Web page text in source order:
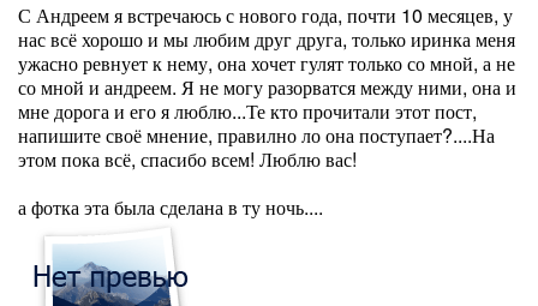
С Андреем я встречаюсь с нового года, почти 10 месяцев, у
нас всё хорошо и мы любим друг друга, только иринка меня
ужасно ревнует к нему, она хочет гулят только со мной, а не
со мной и андреем. Я не могу разорватся между ними, она и
мне дорога и его я люблю...Те кто прочитали этот пост,
напишите своё мнение, правилно ло она поступает?....На
этом пока всё, спасибо всем! Люблю вас!
а фотка эта была сделана в ту ночь....